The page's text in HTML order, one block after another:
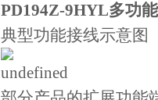
PD194Z-9HYL多功
典型功能接线示意图